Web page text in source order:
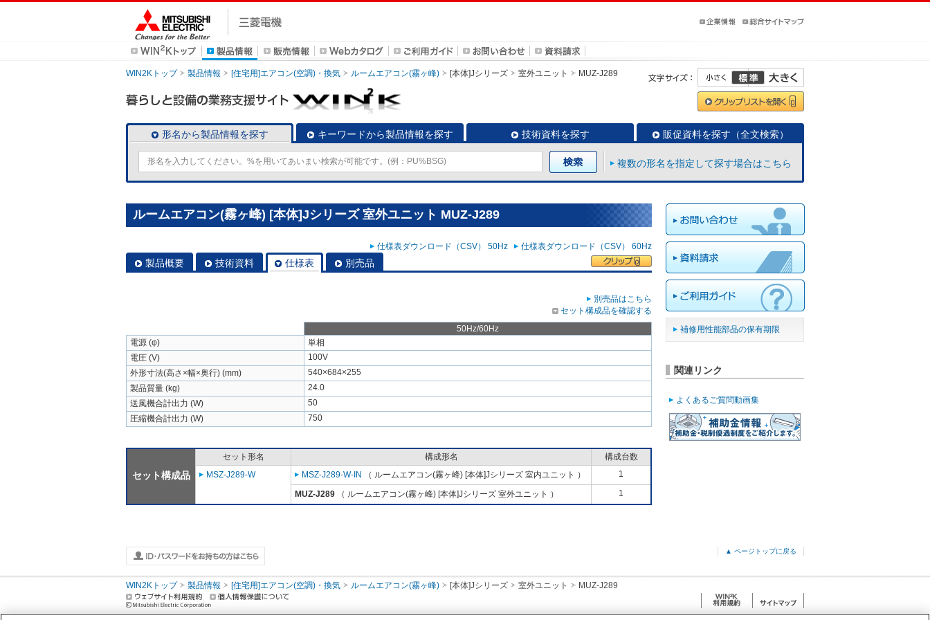
WIN2Kトップ 製品情報 [住宅用]エアコン(空調)・換気 ルームエアコン(霧ヶ峰) [本体]Jシリーズ 室外ユニット MUZ-J289
形名から製品情報を探す キーワードから製品情報を探す 技術資料を探す 販促資料を探す（全文検索）
複数の形名を指定して探す場合はこちら
ルームエアコン(霧ヶ峰) [本体]Jシリーズ 室外ユニット MUZ-J289
仕様表ダウンロード（CSV） 50Hz 仕様表ダウンロード（CSV） 60Hz
製品概要 技術資料 仕様表 別売品
別売品はこちら
セット構成品を確認する
50Hz/60Hz
電源 (φ)
単相
電圧 (V)
100V
外形寸法(高さ×幅×奥行) (mm)
540×684×255
製品質量 (kg)
24.0
送風機合計出力 (W)
50
圧縮機合計出力 (W)
750
セット構成品
セット形名 構成形名
構成台数
MSZ-J289-W
MSZ-J289-W-IN （ ルームエアコン(霧ヶ峰) [本体]Jシリーズ 室内ユニット ） 1
MUZ-J289 （ ルームエアコン(霧ヶ峰) [本体]Jシリーズ 室外ユニット ） 1
補修用性能部品の保有期限
関連リンク
よくあるご質問動画集
▲ ページトップに戻る
WIN2Kトップ 製品情報 [住宅用]エアコン(空調)・換気 ルームエアコン(霧ヶ峰) [本体]Jシリーズ 室外ユニット MUZ-J289